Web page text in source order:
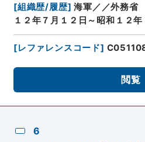
[組織歴/履歴] 海軍／／外務省
１２年７月１２日～昭和１２年
[レファレンスコード]
閲覧
6